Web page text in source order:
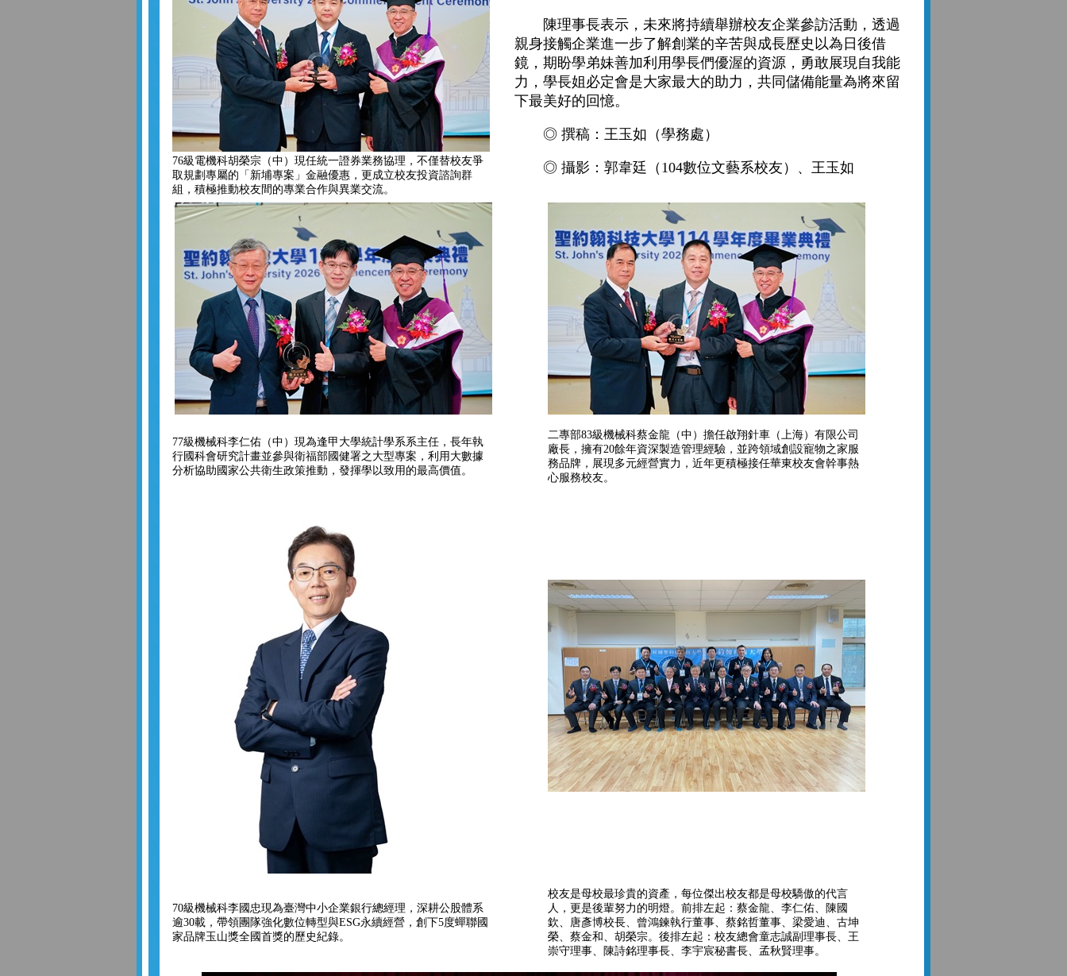
76級電機科胡榮宗（中）現任統一證券業務協理，不僅替校友爭
取規劃專屬的「新埔專案」金融優惠，更成立校友投資諮詢群
組，積極推動校友間的專業合作與異業交流。
陳理事長表示，未來將持續舉辦校友企業參訪活動，透過
親身接觸企業進一步了解創業的辛苦與成長歷史以為日後借
鏡，期盼學弟妹善加利用學長們優渥的資源，勇敢展現自我能
力，學長姐必定會是大家最大的助力，共同儲備能量為將來留
下最美好的回憶。
◎ 撰稿：王玉如（學務處）
◎ 攝影：郭韋廷（104數位文藝系校友）、王玉如
77級機械科李仁佑（中）現為逢甲大學統計學系系主任，長年執
行國科會研究計畫並參與衛福部國健署之大型專案，利用大數據
分析協助國家公共衛生政策推動，發揮學以致用的最高價值。
二專部83級機械科蔡金龍（中）擔任啟翔針車（上海）有限公司
廠長，擁有20餘年資深製造管理經驗，並跨領域創設寵物之家服
務品牌，展現多元經營實力，近年更積極接任華東校友會幹事熱
心服務校友。
70級機械科李國忠現為臺灣中小企業銀行總經理，深耕公股體系
逾30載，帶領團隊強化數位轉型與ESG永續經營，創下5度蟬聯國
家品牌玉山獎全國首獎的歷史紀錄。
校友是母校最珍貴的資產，每位傑出校友都是母校驕傲的代言
人，更是後輩努力的明燈。前排左起：蔡金龍、李仁佑、陳國
欽、唐彥博校長、曾鴻鍊執行董事、蔡銘哲董事、梁愛迪、古坤
榮、蔡金和、胡榮宗。後排左起：校友總會童志誠副理事長、王
崇守理事、陳詩銘理事長、李宇宸秘書長、孟秋賢理事。